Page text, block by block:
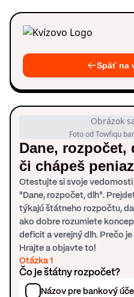
Späť na
Obrázok
Foto od Towfiqu
Dane, rozpočet,
či chápeš
Otestujte si svoje
"Dane, rozpočet, dlh".
týkajú štátneho rozpočtu,
ako dobre rozumiete
deficit a verejný dlh. Prečo
Hrajte a objavte to!
Otázka 1
Čo je štátny rozpočet?
Názov pre bankový